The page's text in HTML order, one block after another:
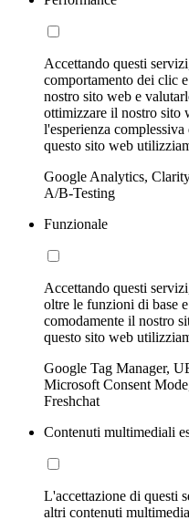
Accettando questi
comportamento dei clic
nostro sito web e
ottimizzare il nostro sito
l'esperienza
questo sito web
Google Analytics,
A/B-Testing
Funzionale
Accettando questi
oltre le funzioni di base
comodamente il nostro
questo sito web
Google Tag Manager,
Microsoft Consent
Freshchat
Contenuti multimediali
L'accettazione di questi
altri contenuti